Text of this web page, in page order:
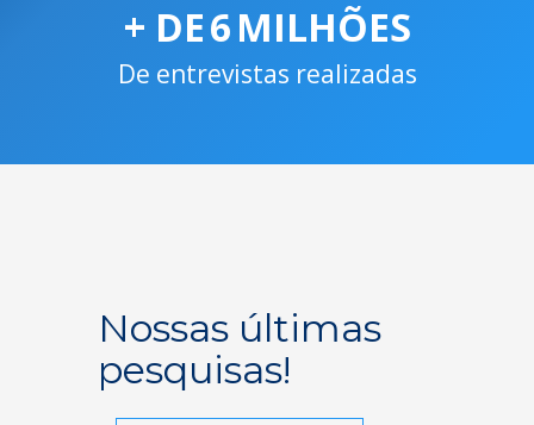
+ DE6MILHÕES
De entrevistas realizadas
Nossas últimas
pesquisas!